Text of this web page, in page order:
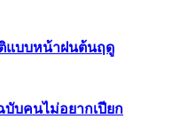
ติแบบหน้าฝนต้นฤดู️
บับคนไม่อยากเปียก